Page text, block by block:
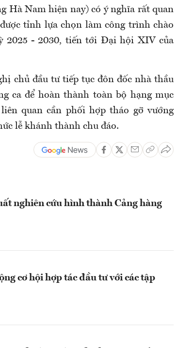
Hà Nam hiện nay) có ý nghĩa rất quan
tỉnh lựa chọn làm công trình chào
- 2030, tiến tới Đại hội XIV của
chủ đầu tư tiếp tục đôn đốc nhà thầu
ca để hoàn thành toàn bộ hạng mục
quan cần phối hợp tháo gỡ vướng
lễ khánh thành chu đáo.
nghiên cứu hình thành Cảng hàng
cơ hội hợp tác đầu tư với các tập